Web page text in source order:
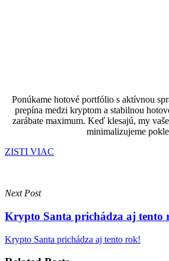
Ponúkame hotové portfólio s aktívnou
prepína medzi kryptom a stabilnou
zarábate maximum. Keď klesajú, my
minimalizujeme
ZISTI VIAC
Next Post
Krypto Santa prichádza aj tento
Krypto Santa prichádza aj tento rok!